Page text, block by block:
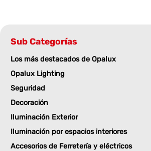
Sub Categorías
Los más destacados de Opalux
Opalux Lighting
Seguridad
Decoración
Iluminación Exterior
Iluminación por espacios interiores
Accesorios de Ferretería y eléctricos